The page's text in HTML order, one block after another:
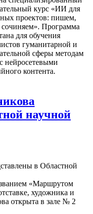
курс «ИИ для
проектов: пишем,
сочиняем». Программа
для обучения
гуманитарной и
сферы методам
нейросетевыми
контента.
научной
«Маршрутом
художника и
открыта в зале № 2